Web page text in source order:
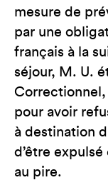
mesure de
par une
français à la
séjour, M. U.
pour avoir
à destination
d’être expulsé
au pire.